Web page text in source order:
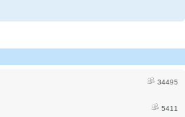
34495
5411